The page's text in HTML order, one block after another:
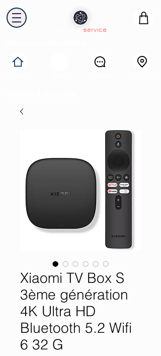
service
Xiaomi TV Box S
3ème génération
4K Ultra HD
Bluetooth 5.2 Wifi
6 32 G